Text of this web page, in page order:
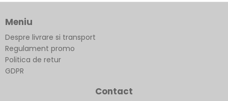
Meniu
Despre livrare si transport
Regulament promo
Politica de retur
GDPR
Contact